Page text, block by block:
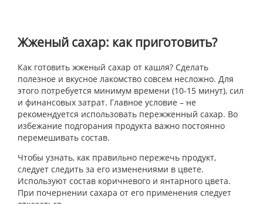
Жженый сахар: как приготовить?
Как готовить жженый сахар от кашля? Сделать
полезное и вкусное лакомство совсем несложно. Для
этого потребуется минимум времени (10-15 минут), сил
и финансовых затрат. Главное условие – не
рекомендуется использовать пережженный сахар. Во
избежание подгорания продукта важно постоянно
перемешивать состав.
Чтобы узнать, как правильно пережечь продукт,
следует следить за его изменениями в цвете.
Используют состав коричневого и янтарного цвета.
При почернении сахара от его применения следует